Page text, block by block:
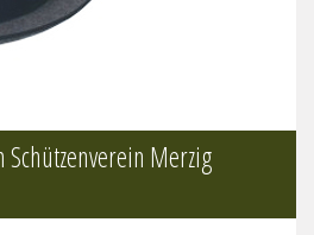
Schützenverein Merzig